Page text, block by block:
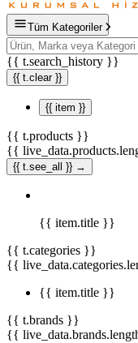
Tüm Kategoriler
{{ t.search_history }}
{{ t.clear }}
{{ item }}
{{ t.products }}
{{
{{ t.see_all }} →
{{ item.title }}
{{ t.categories }}
{{
{{ item.title }}
{{ t.brands }}
{{